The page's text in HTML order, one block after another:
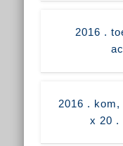
2016 .
2016 .
x 20 .